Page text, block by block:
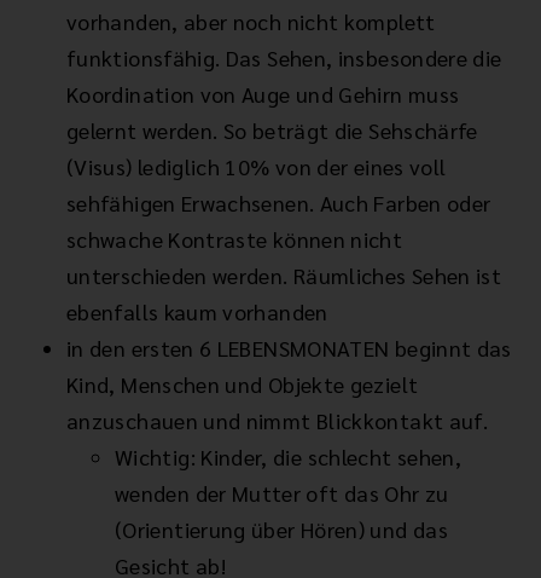
vorhanden, aber noch nicht komplett
funktionsfähig. Das Sehen, insbesondere die
Koordination von Auge und Gehirn muss
gelernt werden. So beträgt die Sehschärfe
(Visus) lediglich 10% von der eines voll
sehfähigen Erwachsenen. Auch Farben oder
schwache Kontraste können nicht
unterschieden werden. Räumliches Sehen ist
ebenfalls kaum vorhanden
in den ersten 6 LEBENSMONATEN beginnt das
Kind, Menschen und Objekte gezielt
anzuschauen und nimmt Blickkontakt auf.
Wichtig: Kinder, die schlecht sehen,
wenden der Mutter oft das Ohr zu
(Orientierung über Hören) und das
Gesicht ab!